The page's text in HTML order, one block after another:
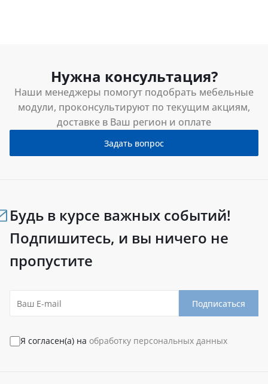
Нужна консультация?
Наши менеджеры помогут подобрать мебельные
модули, проконсультируют по текущим акциям,
доставке в Ваш регион и оплате
Задать вопрос
Будь в курсе важных событий!
Подпишитесь, и вы ничего не
пропустите
Подписаться
Я согласен(а) на обработку персональных данных